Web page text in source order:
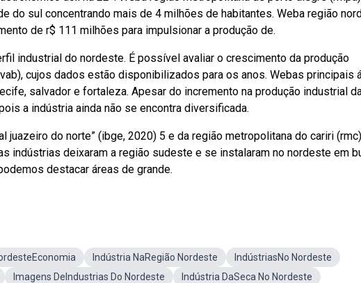
do sul concentrando mais de 4 milhões de habitantes. Weba região
de r$ 111 milhões para impulsionar a produção de.
industrial do nordeste. É possível avaliar o crescimento da produção
cujos dados estão disponibilizados para os anos. Webas principais
salvador e fortaleza. Apesar do incremento na produção industrial
a indústria ainda não se encontra diversificada.
juazeiro do norte” (ibge, 2020) 5 e da região metropolitana do cariri
indústrias deixaram a região sudeste e se instalaram no nordeste em
destacar áreas de grande.
Indústria NaRegião Nordeste
IndústriasNo Nordeste
Imagens DeIndustrias Do Nordeste
Indústria DaSeca No Nordeste